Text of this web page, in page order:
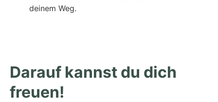
deinem Weg.
Darauf kannst du dich
freuen!